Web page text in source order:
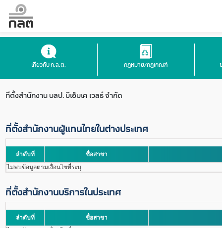
เกี่ยวกับ ก.ล.ต. กฎหมาย/กฎเกณฑ์
ที่ตั้งสำนักงานบลป. บีเอ็มเค เวลธ์ จำกัด
ที่ตั้งสำนักงานผู้แทนไทยในต่างประเทศ
ลำดับที่
ชื่อสาขา
ไม่พบข้อมูลตามเงื่อนไขที่ระบุ
ที่ตั้งสำนักงานบริการในประเทศ
ลำดับที่
ชื่อสาขา